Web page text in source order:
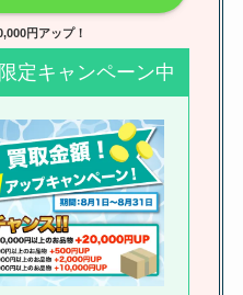
円アップ！
定キャンペーン中